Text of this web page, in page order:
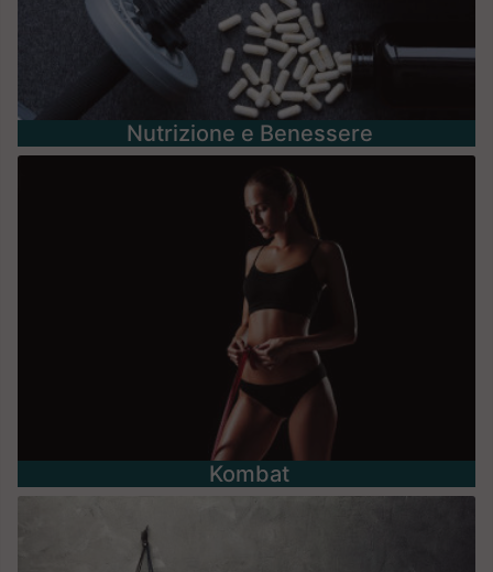
Nutrizione e Benessere
Kombat